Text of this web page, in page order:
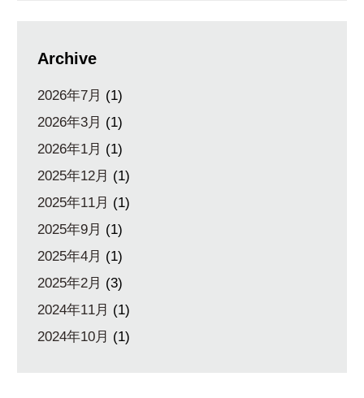
Archive
2026年7月 (1)
2026年3月 (1)
2026年1月 (1)
2025年12月 (1)
2025年11月 (1)
2025年9月 (1)
2025年4月 (1)
2025年2月 (3)
2024年11月 (1)
2024年10月 (1)